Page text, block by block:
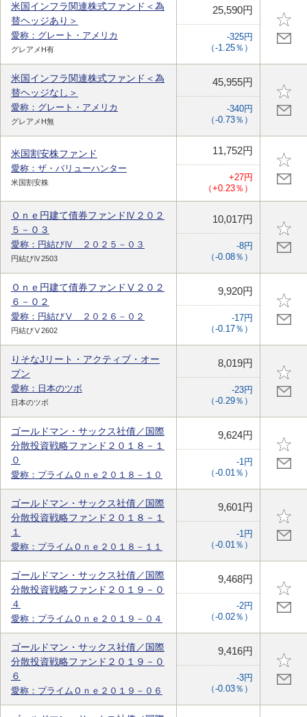
米国インフラ関連株式ファンド＜為
替ヘッジあり＞
愛称：グレート・アメリカ
グレアメH有
25,590円
-325円
（-1.25％）
米国インフラ関連株式ファンド＜為
替ヘッジなし＞
愛称：グレート・アメリカ
グレアメH無
45,955円
-340円
（-0.73％）
米国割安株ファンド
愛称：ザ・バリューハンター
米国割安株
11,752円
+27円
（+0.23％）
Ｏｎｅ円建て債券ファンドⅣ２０２
５－０３
愛称：円結びⅣ ２０２５－０３
円結びⅣ2503
10,017円
-8円
（-0.08％）
Ｏｎｅ円建て債券ファンドⅤ２０２
６－０２
愛称：円結びⅤ ２０２６－０２
円結びⅤ2602
9,920円
-17円
（-0.17％）
りそなJリート・アクティブ・オー
プン
愛称：日本のツボ
日本のツボ
8,019円
-23円
（-0.29％）
ゴールドマン・サックス社債／国際
分散投資戦略ファンド２０１８－１
０
愛称：プライムＯｎｅ２０１８－１０
9,624円
-1円
（-0.01％）
ゴールドマン・サックス社債／国際
分散投資戦略ファンド２０１８－１
１
愛称：プライムＯｎｅ２０１８－１１
9,601円
-1円
（-0.01％）
ゴールドマン・サックス社債／国際
分散投資戦略ファンド２０１９－０
４
愛称：プライムＯｎｅ２０１９－０４
9,468円
-2円
（-0.02％）
ゴールドマン・サックス社債／国際
分散投資戦略ファンド２０１９－０
６
愛称：プライムＯｎｅ２０１９－０６
9,416円
-3円
（-0.03％）